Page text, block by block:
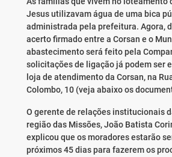
Jesus utilizavam água de uma bica
administrada pela prefeitura. Agora,
acerto firmado entre a Corsan e o
abastecimento será feito pela
solicitações de ligação já podem ser
loja de atendimento da Corsan, na
Colombo, 10 (veja abaixo os
O gerente de relações institucionais
região das Missões, João Batista
explicou que os moradores estarão
próximos 45 dias para fazerem os